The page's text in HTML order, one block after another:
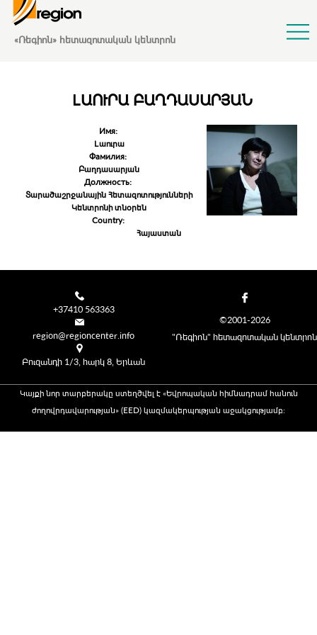
«Ռեգիոն» հետազոտական կենտրոն
ԼԱՈՒՐԱ ԲԱՂԴԱՍԱՐՅԱՆ
Имя:
Լաուրա
Фамилия:
Բաղդասարյան
Должность:
Տարածաշրջանային Հետազոտությունների
Կենտրոնի տնօրեն
Country:
Հայաստան
©2001-2026
"Ռեգիոն" հետազոտական կենտրոն
+37410 563363
region@regioncenter.info
Բուզանդի 1/3, հարկ 8, Երևան
Կայքի նոր տարբերակը ստեղծվել է «Եվրոպական հիմնադրամ հանուն
ժողովրդավարության» (EED) կազմակերպության աջակցությամբ։